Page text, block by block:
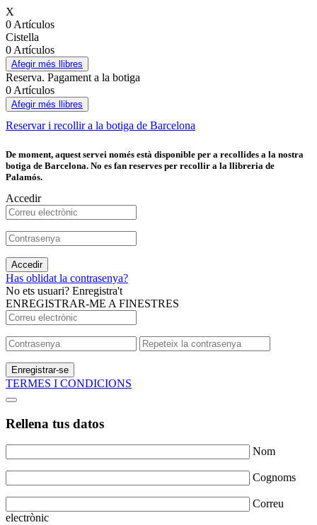
X
0 Artículos
Cistella
0 Artículos
Afegir més llibres
Reserva. Pagament a la botiga
0 Artículos
Afegir més llibres
Reservar i recollir a la botiga de Barcelona
De moment, aquest servei només està disponible per a recollides a la nostra
botiga de Barcelona. No es fan reserves per recollir a la llibreria de
Palamós.
Accedir
Accedir
Has oblidat la contrasenya?
No ets usuari? Enregistra't
ENREGISTRAR-ME A FINESTRES
Enregistrar-se
TERMES I CONDICIONS
Rellena tus datos
Nom
Cognoms
Correu
electrònic